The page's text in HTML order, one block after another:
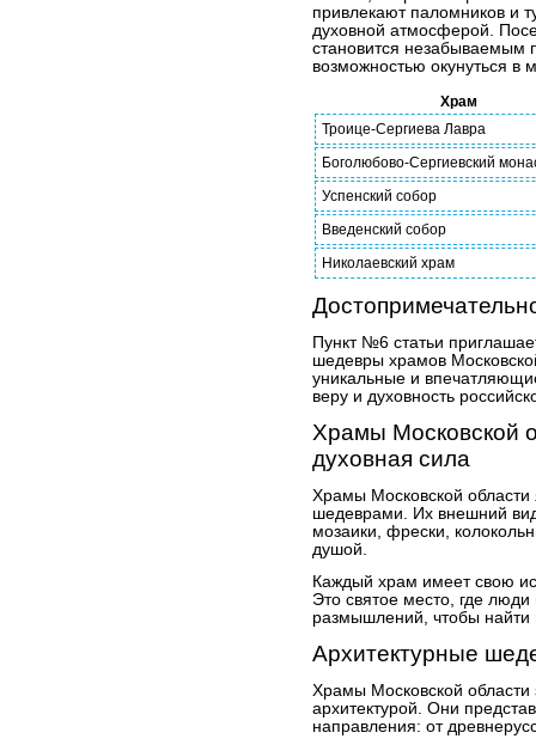
привлекают паломников и
духовной атмосферой.
становится незабываемым
возможностью окунуться в
Храм
Троице-Сергиева Лавра
Боголюбово-Сергиевский
Успенский собор
Введенский собор
Николаевский храм
Пункт №6 статьи
шедевры храмов
уникальные и
веру и духовность
Храмы Московской
духовная сила
Храмы Московской области
шедеврами. Их внешний
мозаики, фрески,
душой.
Каждый храм имеет свою
Это святое место, где
размышлений, чтобы
Архитектурные
Храмы Московской области
архитектурой. Они
направления: от